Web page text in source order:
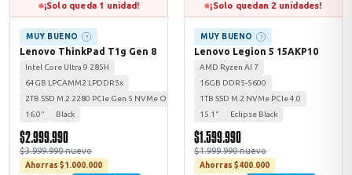
¡Solo queda 1 unidad!
MUY BUENO ?
Lenovo ThinkPad T1g Gen 8
Intel Core Ultra 9 285H
64GB LPCAMM2 LPDDR5x
2TB SSD M.2 2280 PCIe Gen 5 NVMe Opal 2.0
16.0"
Black
$2.999.990
$3.999.990 nuevo
Ahorras $1.000.000
¡Solo quedan 2 unidades!
MUY BUENO ?
Lenovo Legion 5 15AKP10
AMD Ryzen AI 7
16GB DDR5-5600
1TB SSD M.2 NVMe PCIe 4.0
15.1"
Eclipse Black
$1.599.990
$1.999.990 nuevo
Ahorras $400.000